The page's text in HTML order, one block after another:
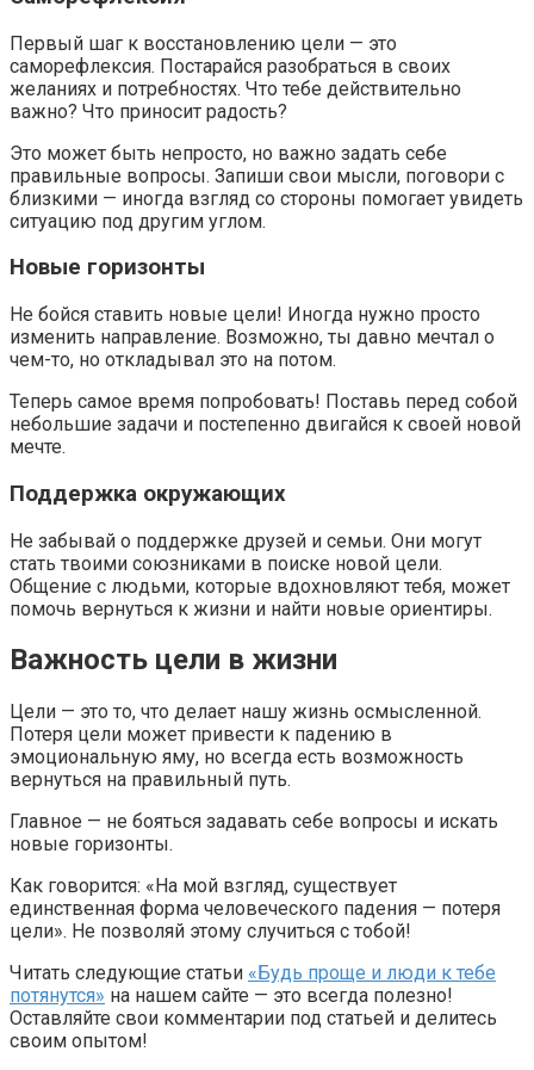
Первый шаг к восстановлению цели — это
саморефлексия. Постарайся разобраться в своих
желаниях и потребностях. Что тебе действительно
важно? Что приносит радость?
Это может быть непросто, но важно задать себе
правильные вопросы. Запиши свои мысли, поговори с
близкими — иногда взгляд со стороны помогает увидеть
ситуацию под другим углом.
Новые горизонты
Не бойся ставить новые цели! Иногда нужно просто
изменить направление. Возможно, ты давно мечтал о
чем-то, но откладывал это на потом.
Теперь самое время попробовать! Поставь перед собой
небольшие задачи и постепенно двигайся к своей новой
мечте.
Поддержка окружающих
Не забывай о поддержке друзей и семьи. Они могут
стать твоими союзниками в поиске новой цели.
Общение с людьми, которые вдохновляют тебя, может
помочь вернуться к жизни и найти новые ориентиры.
Важность цели в жизни
Цели — это то, что делает нашу жизнь осмысленной.
Потеря цели может привести к падению в
эмоциональную яму, но всегда есть возможность
вернуться на правильный путь.
Главное — не бояться задавать себе вопросы и искать
новые горизонты.
Как говорится: «На мой взгляд, существует
единственная форма человеческого падения — потеря
цели». Не позволяй этому случиться с тобой!
Читать следующие статьи «Будь проще и люди к тебе
потянутся» на нашем сайте — это всегда полезно!
Оставляйте свои комментарии под статьей и делитесь
своим опытом!